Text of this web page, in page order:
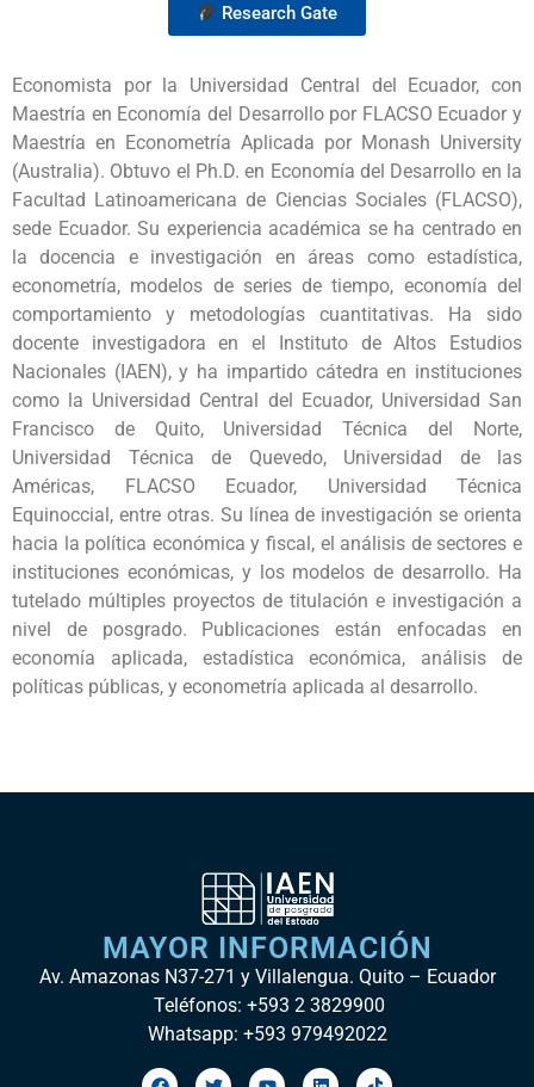
Research Gate
Economista por la Universidad Central del Ecuador, con
Maestría en Economía del Desarrollo por FLACSO Ecuador y
Maestría en Econometría Aplicada por Monash University
(Australia). Obtuvo el Ph.D. en Economía del Desarrollo en la
Facultad Latinoamericana de Ciencias Sociales (FLACSO),
sede Ecuador. Su experiencia académica se ha centrado en
la docencia e investigación en áreas como estadística,
econometría, modelos de series de tiempo, economía del
comportamiento y metodologías cuantitativas. Ha sido
docente investigadora en el Instituto de Altos Estudios
Nacionales (IAEN), y ha impartido cátedra en instituciones
como la Universidad Central del Ecuador, Universidad San
Francisco de Quito, Universidad Técnica del Norte,
Universidad Técnica de Quevedo, Universidad de las
Américas, FLACSO Ecuador, Universidad Técnica
Equinoccial, entre otras. Su línea de investigación se orienta
hacia la política económica y fiscal, el análisis de sectores e
instituciones económicas, y los modelos de desarrollo. Ha
tutelado múltiples proyectos de titulación e investigación a
nivel de posgrado. Publicaciones están enfocadas en
economía aplicada, estadística económica, análisis de
políticas públicas, y econometría aplicada al desarrollo.
MAYOR INFORMACIÓN
Av. Amazonas N37-271 y Villalengua. Quito – Ecuador
Teléfonos: +593 2 3829900
Whatsapp: +593 979492022